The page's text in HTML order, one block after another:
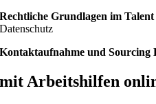
Rechtliche Grundlagen im
Datenschutz
Kontaktaufnahme und Sourcing
mit Arbeitshilfen